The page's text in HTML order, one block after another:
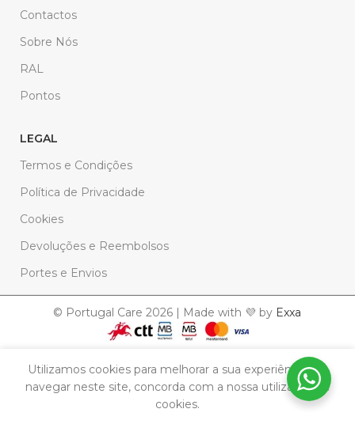
Contactos
Sobre Nós
RAL
Pontos
LEGAL
Termos e Condições
Política de Privacidade
Cookies
Devoluções e Reembolsos
Portes e Envios
© Portugal Care 2026 | Made with 💜 by Exxa
Utilizamos cookies para melhorar a sua experiência. Ao
navegar neste site, concorda com a nossa utilização de
cookies.
Caixas
Tampa
Solicitar
informações
dos
modelos